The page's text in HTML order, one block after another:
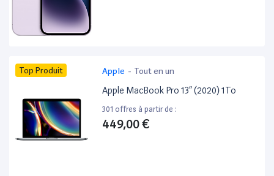
Top Produit Apple - Tout en un
Apple MacBook Pro 13” (2020) 1To
301 offres à partir de :
449,00 €